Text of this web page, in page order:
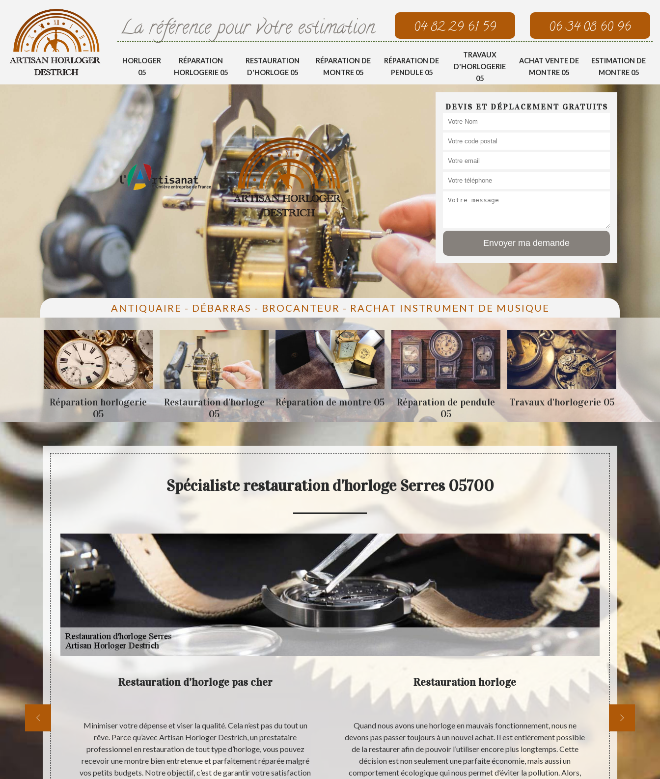
La référence pour votre estimation 04 82 29 61 59 06 34 08 60 96
HORLOGER
05
RÉPARATION
HORLOGERIE 05
RESTAURATION
D'HORLOGE 05
RÉPARATION DE
MONTRE 05
RÉPARATION DE
PENDULE 05
TRAVAUX
D'HORLOGERIE
05
ACHAT VENTE DE
MONTRE 05
ESTIMATION DE
MONTRE 05
DEVIS ET DÉPLACEMENT GRATUITS
ANTIQUAIRE - DÉBARRAS - BROCANTEUR - RACHAT INSTRUMENT DE MUSIQUE
Réparation horlogerie
05
Restauration d'horloge
05
Réparation de montre 05
Réparation de pendule
05
Travaux d'horlogerie 05 Achat
Spécialiste restauration d'horloge Serres 05700
Restauration d’horloge pas cher
Minimiser votre dépense et viser la qualité. Cela n’est pas du tout un
rêve. Parce qu’avec Artisan Horloger Destrich, un prestataire
professionnel en restauration de tout type d’horloge, vous pouvez
recevoir une montre bien entretenue et parfaitement réparée malgré
vos petits budgets. Notre objectif, c’est de garantir votre satisfaction
Restauration horloge
Quand nous avons une horloge en mauvais fonctionnement, nous ne
devons pas passer toujours à un nouvel achat. Il est entièrement possible
de la restaurer afin de pouvoir l’utiliser encore plus longtemps. Cette
décision est non seulement une parfaite économie, mais aussi un
comportement écologique qui nous permet d’éviter la pollution. Alors,
en